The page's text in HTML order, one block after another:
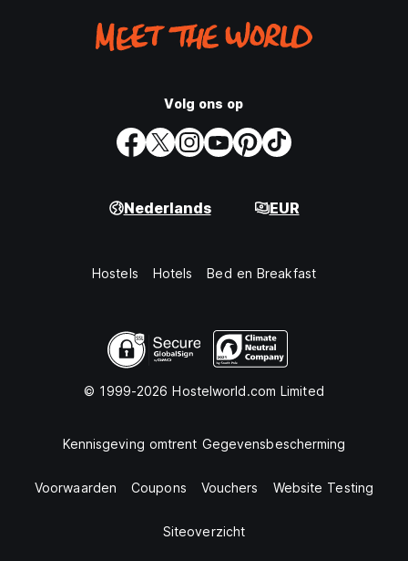
Volg ons op
Nederlands EUR
Hostels Hotels Bed en Breakfast
© 1999-2026 Hostelworld.com Limited
Kennisgeving omtrent Gegevensbescherming
Voorwaarden Coupons Vouchers Website Testing
Siteoverzicht